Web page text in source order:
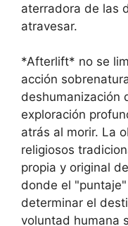
aterradora de las
atravesar.
*Afterlift* no se
acción
deshumanización
exploración
atrás al morir. La
religiosos
propia y original
donde el
determinar el
voluntad humana